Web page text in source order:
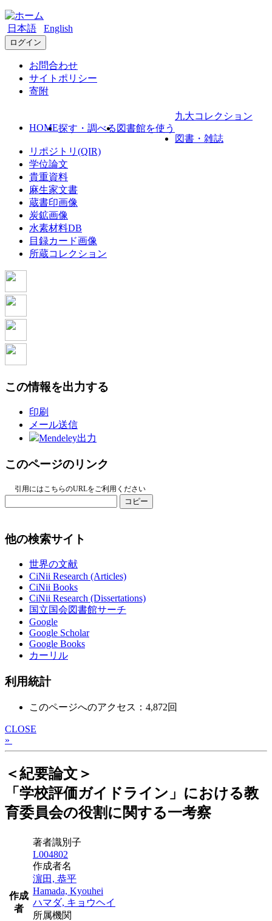
日本語 English
ログイン
お問合わせ
サイトポリシー
寄附
HOME探す・調べる 図書館を使う
九大コレクション
図書・雑誌
リポジトリ(QIR)
学位論文
貴重資料
麻生家文書
蔵書印画像
炭鉱画像
水素材料DB
目録カード画像
所蔵コレクション
この情報を出力する
印刷
メール送信
Mendeley出力
このページのリンク
引用にはこちらのURLをご利用ください
コピー
他の検索サイト
世界の文献
CiNii Research (Articles)
CiNii Books
CiNii Research (Dissertations)
国立国会図書館サーチ
Google
Google Scholar
Google Books
カーリル
利用統計
このページへのアクセス：4,872回
CLOSE
»
＜紀要論文＞
「学校評価ガイドライン」における教
育委員会の役割に関する一考察
作成
者
著者識別子
L004802
作成者名
濵田, 恭平
Hamada, Kyouhei
ハマダ, キョウヘイ
所属機関